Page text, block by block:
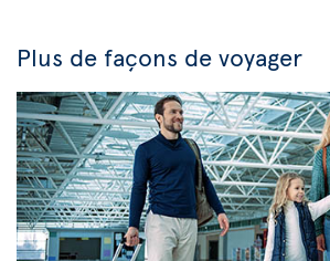
Plus de façons de voyager